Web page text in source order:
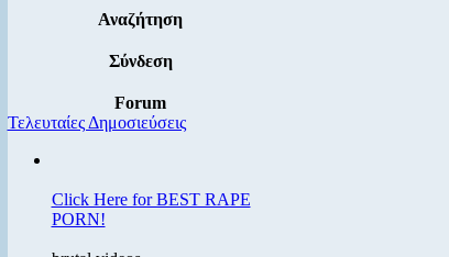
Αναζήτηση
Σύνδεση
Forum
Τελευταίες Δημοσιεύσεις
Click Here for BEST RAPE
PORN!